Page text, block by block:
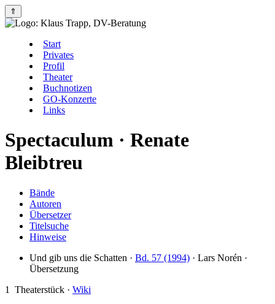
⇑
Start
Privates
Profil
Theater
Buchnotizen
GO-Konzerte
Links
Spectaculum · Renate
Bleibtreu
Bände
Autoren
Übersetzer
Titelsuche
Hinweise
Und gib uns die Schatten · Bd. 57 (1994) · Lars Norén ·
Übersetzung
1
Theaterstück · Wiki